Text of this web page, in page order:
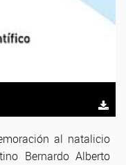
al natalicio
Bernardo Alberto